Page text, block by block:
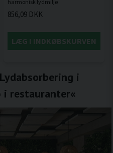
856,09 DKK
LÆG I INDKØBSKURVEN
i
restauranter«